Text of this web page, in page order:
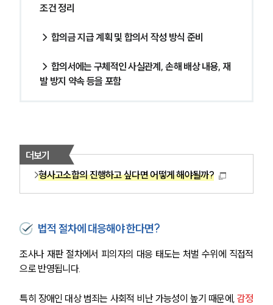
조건 정리
→ 합의금 지급 계획 및 합의서 작성 방식 준비
→ 합의서에는 구체적인 사실관계, 손해 배상 내용, 재
발 방지 약속 등을 포함
더보기
형사고소합의 진행하고 싶다면 어떻게 해야될까?
법적 절차에 대응해야 한다면?
조사나 재판 절차에서 피의자의 대응 태도는 처벌 수위에 직접적
으로 반영됩니다.
특히 장애인 대상 범죄는 사회적 비난 가능성이 높기 때문에, 감정